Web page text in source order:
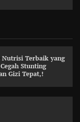
Nutrisi Terbaik yang
Stunting
Gizi Tepat,!